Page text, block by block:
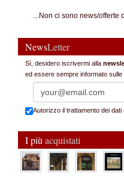
...Non ci sono news/offerte
NewsLetter
Sì, desidero iscrivermi alla
ed essere sempre informato sulle
Autorizzo il trattamento dei
I più acquistati